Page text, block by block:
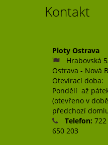
Kontakt
Ploty Ostrava
Hrabovská
Ostrava - Nová
Otevírací doba:
Pondělí až
(otevřeno v
předchozí
Telefon:
650 203